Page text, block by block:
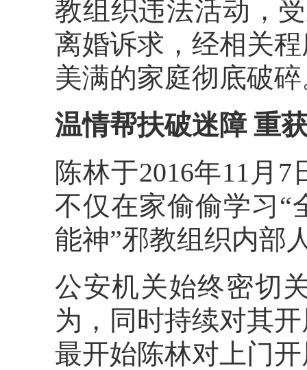
教组织违法活动，
离婚诉求，经相关
美满的家庭彻底破
温情帮扶破迷障 重
陈林于2016年11月
不仅在家偷偷学习“
能神”邪教组织内部
公安机关始终密切
为，同时持续对其
最开始陈林对上门